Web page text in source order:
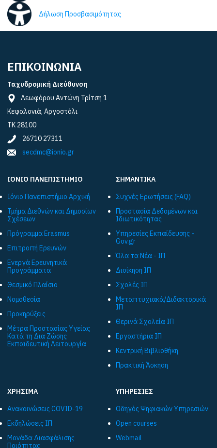
Δήλωση Προσβασιμότητας
ΕΠΙΚΟΙΝΩΝΙΑ
Ταχυδρομική Διεύθυνση
Λεωφόρου Αντώνη Τρίτση 1
Κεφαλονιά, Αργοστόλι
ΤΚ 28100
26710 27311
secdmc@ionio.gr
ΙΟΝΙΟ ΠΑΝΕΠΙΣΤΗΜΙΟ
Ιόνιο Πανεπιστήμιο Αρχική
Τμήμα Διεθνών και Δημοσίων
Σχέσεων
Πρόγραμμα Εrasmus
Επιτροπή Ερευνών
Ενεργά Ερευνητικά
Προγράμματα
Θεσμικό Πλαίσιο
Νομοθεσία
Προκηρύξεις
Μέτρα Προστασίας Υγείας
Κατά τη Δια Ζώσης
Εκπαιδευτική Λειτουργία
ΣΗΜΑΝΤΙΚΑ
Συχνές Ερωτήσεις (FAQ)
Προστασία Δεδομένων και
Ιδιωτικότητας
Υπηρεσίες Εκπαίδευσης -
Gov.gr
Όλα τα Νέα - ΙΠ
Διοίκηση ΙΠ
Σχολές ΙΠ
Μεταπτυχιακά/Διδακτορικά
ΙΠ
Θερινά Σχολεία ΙΠ
Εργαστήρια ΙΠ
Κεντρική Βιβλιοθήκη
Πρακτική Άσκηση
ΧΡΗΣΙΜΑ
Ανακοινώσεις COVID-19
Εκδηλώσεις ΙΠ
Μονάδα Διασφάλισης
Ποιότητας
ΥΠΗΡΕΣΙΕΣ
Οδηγός Ψηφιακών Υπηρεσιών
Open courses
Webmail